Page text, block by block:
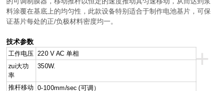
料涂覆在基底上的均匀性，此款设备特别适合于制作电池基片，可保
证基片每处的正/负极材料密度均一。
技术参数
+
工作电压 220 V AC 单相
zui大功
率
350W.
推杆移动
0-100mm/sec (可调）